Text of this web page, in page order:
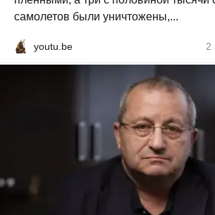
самолетов были уничтожены,...
youtu.be 2